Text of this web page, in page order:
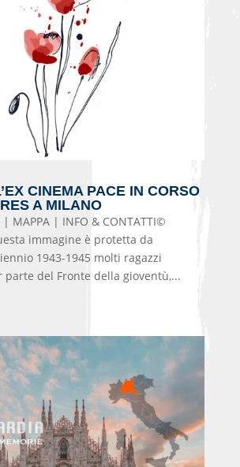
CINEMA PACE IN CORSO
A MILANO
| MAPPA | INFO & CONTATTI©
immagine è protetta da
1943-1945 molti ragazzi
parte del Fronte della gioventù,...